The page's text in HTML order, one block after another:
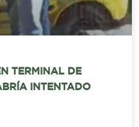
TERMINAL DE
INTENTADO